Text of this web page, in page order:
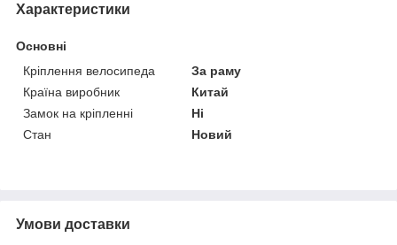
Характеристики
Основні
Кріплення велосипеда
За раму
Країна виробник
Китай
Замок на кріпленні
Ні
Стан
Новий
Умови доставки